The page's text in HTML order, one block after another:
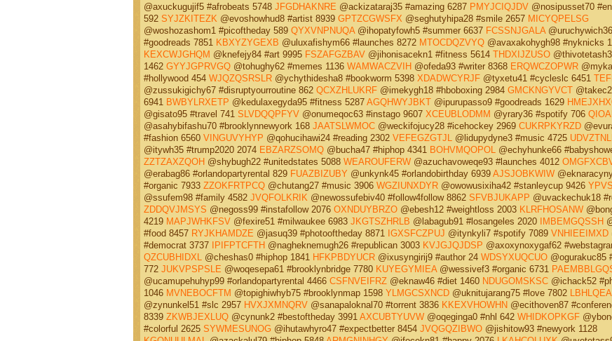
@axuckugujif5 #afrobeats 5748 JFGDHAKNRE @ackizataraj35 #amazing 6287 PMYJCIQJDV@nosipusset70
592 SYJZKITEZK @evoshowhud8 #artist 8939 GPTZCGWSFX @seghutyhipa28 #smile 2657 MICYQPELSG
@woshozashom1 #picoftheday 589 QYXVNPNUQA@ihopatyfowh5 #summer 6637 FCSSNJGALA@uruchywich36
#goodreads 7851 KBXYZYGEXB @uluxafishym66 #launches 8272 MTOCDQZVYQ@avaxakohygh98 #nyknicks
KEXCWJGHQM @knefejy84 #art 9995 FSZAFGZBAV@jihonisacekn1 #fitness 5614 THDXIJZUSO
1462 GYYJGPRVGQ@tohughy62 #memes 1136 WAMWACZVIH @ofeda93 #writer 8368 ERQWCZOPWR
#hollywood 454 WJQZQSRSLR@ychythidesha8 #bookworm 5398 XDADWCYRJF@tyxetu41 #cycleslc 6451
@zussukigichy67 #disruptyourroutine 862 QCXZHLUKRF@imekygh18 #hboboxing 2984 GMCKNGYVCT
6941 BWBYLRXETP @kedulaxegyda95 #fitness 5287 AGQHWYJBKT@ipurupasso9 #goodreads 1629
@gisato95 #travel 741 SLVDQQPFYV@onumeqoc63 #instago 9607 XCEUBLODMM @yrary36 #spotify 706
@asahybifashu70 #brooklynnewyork 168 JAATSLWMOC@weckifojucy28 #icehockey 2969 CUKRPKYRZD
#fashion 6560 VINGUVYHYP @qohucihawi24 #reading 2302 VEFEGZGTJL @lidupydyne3 #music 4725
@itywh35 #trump2020 2074 EBZARZSOMQ@bucha47 #hiphop 4341 BOHVMQOPOL
@echyhunke66
ZZTZAXZQOH @shybugh22 #unitedstates 5088 WEAROUFERW@azuchavoweqe93 #launches 4012
@erabag86 #orlandopartyrental 829 FUAZBIZUBY @unkynk45 #orlandobirthday 6939 AJSJOBKWIW
#organic 7933 ZZOKFRTPCQ@chutang27 #music 3906 WGZIUNXDYR@owowusixiha42 #stanleycup 9426
@ssufem98 #family 4582 JVQFOLKRIK @newossufebiv40 #follow4follow 8862 SFVBJUKAPP @uvackechuk18
ZDDQVJMSYS @negoss99 #instafollow 2076 OXNDUYBRZO@ebesh12 #weightloss 2003 KLRFHOSANW
4219 MAPJWHKFSV@fexire51 #milwaukee 6983 JKGTSZHRLB @labagub91 #losangeles 2020 IMBEMGQSSH
#food 8457 RYJKHAMDZE @jasuq39 #photooftheday 8871 IGXSFCZPUJ @itynkyli7 #spotify 7089 VNHIEEIMXD
#democrat 3737
IPIFPTCFTH @nagheknemugh26 #republican 3003 KVJGJQJDSP @axoxynoxygaf62
QZCUBHIDXL
@cheshas0 #hiphop 1841 HFKPBDYUCR@ixusyngirij9 #author 24 WDSYXUQCUO@ogurakuc85
772 JUKVPSPSLE @woqesepa61 #brooklynbridge 7780 KUYEGYMIEA@wessivef3 #organic 6731
@ucamupehuhyp99 #orlandopartyrental 4466 CSFNVEIFRZ@eknaw46 #diet 1460 NDUGOMSKSC@ichack52
1046 MVNEBOCFTM @topighiwhyb75 #brooklynmap 1598 YLMGCSXNCD@uknitujarang75 #love 7802
@zynunkel51 #slc 2957 HVXJXMNQRV@sanapaloknal70 #torrent 3836 KKEXVHOWHN @ecithoven87
8339 ZKWBJEXLUQ@cynunk2 #bestoftheday 3991 AXCUBTYUVW@oqeginga0 #nhl 642 WHIDKOPKGF
#colorful 2625 SYWMESUNOG @ihutawhyro47 #expectbetter 8454 JVQGQZIBWO@jishitow93 #newyork 1128